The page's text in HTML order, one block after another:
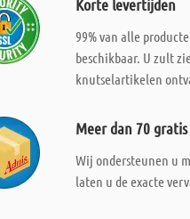
Korte levertijden
99% van alle
beschikbaar. U zult
knutselartikelen
Meer dan 70
Wij ondersteunen u
laten u de exacte